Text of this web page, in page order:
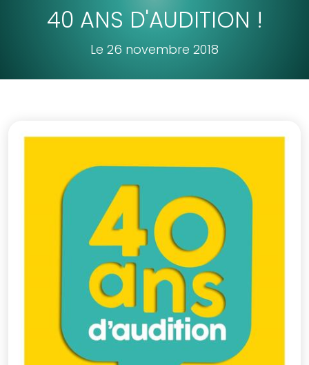
40 ANS D'AUDITION !
Le 26 novembre 2018